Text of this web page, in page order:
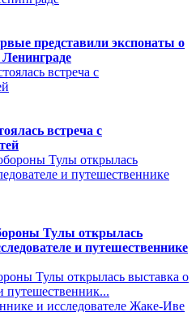
представили экспонаты о
встреча с
Тулы открылась
и путешественнике
Тулы открылась выставка о
путешественник...